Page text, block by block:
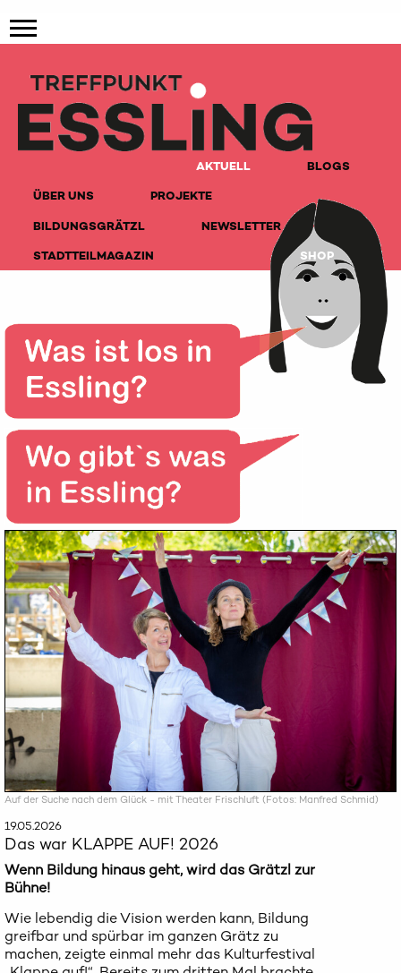
AKTUELL
BLOGS
ÜBER UNS
PROJEKTE
BILDUNGSGRÄTZL
NEWSLETTER
STADTTEILMAGAZIN
SHOP
Auf der Suche nach dem Glück - mit Theater Frischluft (Fotos: Manfred Schmid)
19.05.2026
Das war KLAPPE AUF! 2026
Wenn Bildung hinaus geht, wird das Grätzl zur
Bühne!
Wie lebendig die Vision werden kann, Bildung
greifbar und spürbar im ganzen Grätz zu
machen, zeigte einmal mehr das Kulturfestival